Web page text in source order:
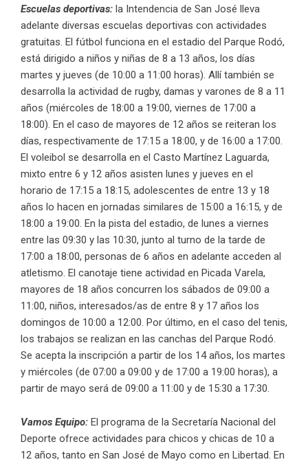
Escuelas deportivas: la Intendencia de San José lleva
adelante diversas escuelas deportivas con actividades
gratuitas. El fútbol funciona en el estadio del Parque Rodó,
está dirigido a niños y niñas de 8 a 13 años, los días
martes y jueves (de 10:00 a 11:00 horas). Allí también se
desarrolla la actividad de rugby, damas y varones de 8 a 11
años (miércoles de 18:00 a 19:00, viernes de 17:00 a
18:00). En el caso de mayores de 12 años se reiteran los
días, respectivamente de 17:15 a 18:00, y de 16:00 a 17:00.
El voleibol se desarrolla en el Casto Martínez Laguarda,
mixto entre 6 y 12 años asisten lunes y jueves en el
horario de 17:15 a 18:15, adolescentes de entre 13 y 18
años lo hacen en jornadas similares de 15:00 a 16:15, y de
18:00 a 19:00. En la pista del estadio, de lunes a viernes
entre las 09:30 y las 10:30, junto al turno de la tarde de
17:00 a 18:00, personas de 6 años en adelante acceden al
atletismo. El canotaje tiene actividad en Picada Varela,
mayores de 18 años concurren los sábados de 09:00 a
11:00, niños, interesados/as de entre 8 y 17 años los
domingos de 10:00 a 12:00. Por último, en el caso del tenis,
los trabajos se realizan en las canchas del Parque Rodó.
Se acepta la inscripción a partir de los 14 años, los martes
y miércoles (de 07:00 a 09:00 y de 17:00 a 19:00 horas), a
partir de mayo será de 09:00 a 11:00 y de 15:30 a 17:30.
Vamos Equipo: El programa de la Secretaría Nacional del
Deporte ofrece actividades para chicos y chicas de 10 a
12 años, tanto en San José de Mayo como en Libertad. En